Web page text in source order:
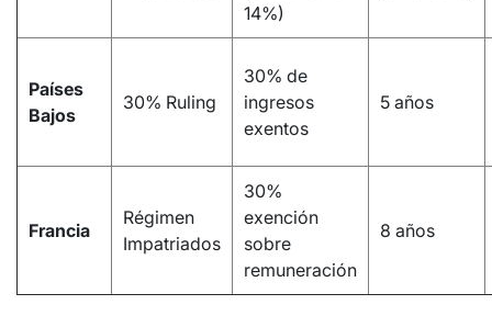
14%)
Países
Bajos
30% Ruling
30% de
ingresos
exentos
5 años
Francia
Régimen
Impatriados
30%
exención
sobre
remuneración
8 años